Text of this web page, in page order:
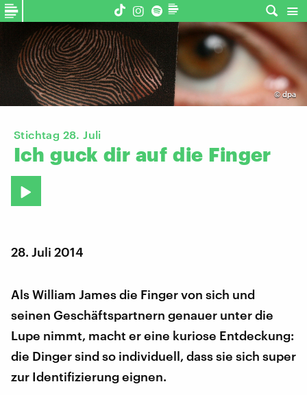
©dpa
Stichtag 28. Juli
Ich guck dir auf die Finger
28. Juli 2014
Als William James die Finger von sich und
seinen Geschäftspartnern genauer unter die
Lupe nimmt, macht er eine kuriose Entdeckung:
die Dinger sind so individuell, dass sie sich super
zur Identifizierung eignen.